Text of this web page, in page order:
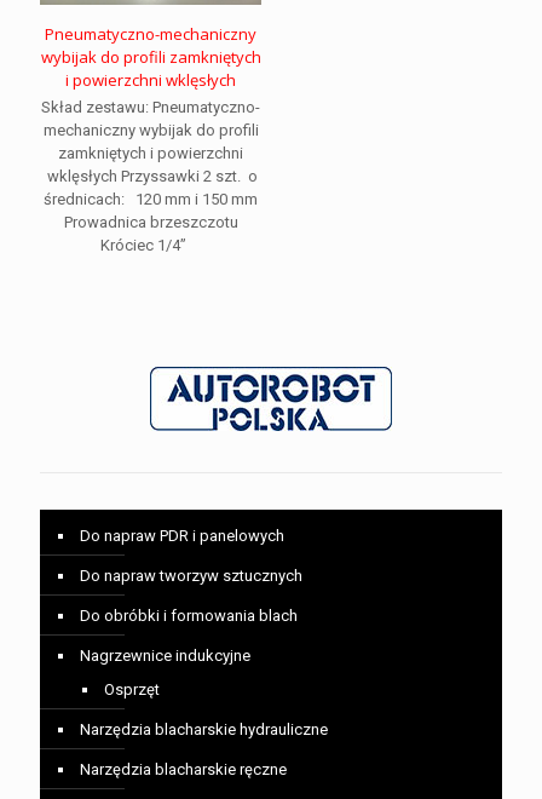
Pneumatyczno-mechaniczny
wybijak do profili zamkniętych
i powierzchni wklęsłych
Skład zestawu: Pneumatyczno-
mechaniczny wybijak do profili
zamkniętych i powierzchni
wklęsłych Przyssawki 2 szt. o
średnicach: 120 mm i 150 mm
Prowadnica brzeszczotu
Króciec 1/4”
Do napraw PDR i panelowych
Do napraw tworzyw sztucznych
Do obróbki i formowania blach
Nagrzewnice indukcyjne
Osprzęt
Narzędzia blacharskie hydrauliczne
Narzędzia blacharskie ręczne